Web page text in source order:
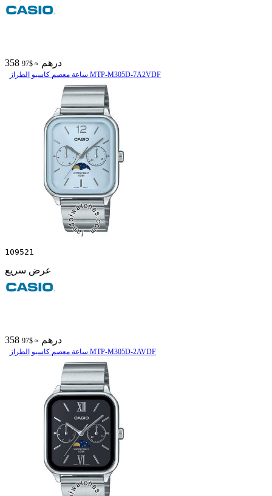
358 درهم ≈ $97
ساعة معصم کاسیو الطراز MTP-M305D-7A2VDF
109521
عرض سريع
358 درهم ≈ $97
ساعة معصم کاسیو الطراز MTP-M305D-2AVDF